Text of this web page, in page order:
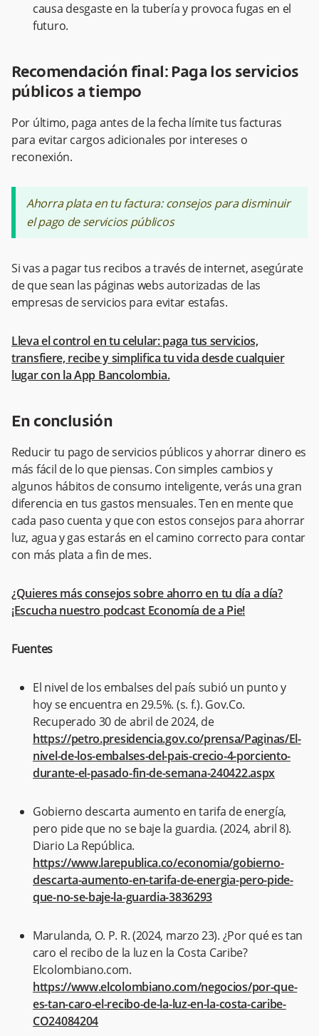
causa desgaste en la tubería y provoca fugas en el
futuro.
Recomendación final: Paga los servicios
públicos a tiempo
Por último, paga antes de la fecha límite tus facturas
para evitar cargos adicionales por intereses o
reconexión.
Ahorra plata en tu factura: consejos para disminuir
el pago de servicios públicos
Si vas a pagar tus recibos a través de internet, asegúrate
de que sean las páginas webs autorizadas de las
empresas de servicios para evitar estafas.
Lleva el control en tu celular: paga tus servicios,
transfiere, recibe y simplifica tu vida desde cualquier
lugar con la App Bancolombia.
En conclusión
Reducir tu pago de servicios públicos y ahorrar dinero es
más fácil de lo que piensas. Con simples cambios y
algunos hábitos de consumo inteligente, verás una gran
diferencia en tus gastos mensuales. Ten en mente que
cada paso cuenta y que con estos consejos para ahorrar
luz, agua y gas estarás en el camino correcto para contar
con más plata a fin de mes.
¿Quieres más consejos sobre ahorro en tu día a día?
¡Escucha nuestro podcast Economía de a Pie!
Fuentes
El nivel de los embalses del país subió un punto y
hoy se encuentra en 29.5%. (s. f.). Gov.Co.
Recuperado 30 de abril de 2024, de
https://petro.presidencia.gov.co/prensa/Paginas/El-
nivel-de-los-embalses-del-pais-crecio-4-porciento-
durante-el-pasado-fin-de-semana-240422.aspx
Gobierno descarta aumento en tarifa de energía,
pero pide que no se baje la guardia. (2024, abril 8).
Diario La República.
https://www.larepublica.co/economia/gobierno-
descarta-aumento-en-tarifa-de-energia-pero-pide-
que-no-se-baje-la-guardia-3836293
Marulanda, O. P. R. (2024, marzo 23). ¿Por qué es tan
caro el recibo de la luz en la Costa Caribe?
Elcolombiano.com.
https://www.elcolombiano.com/negocios/por-que-
es-tan-caro-el-recibo-de-la-luz-en-la-costa-caribe-
CO24084204